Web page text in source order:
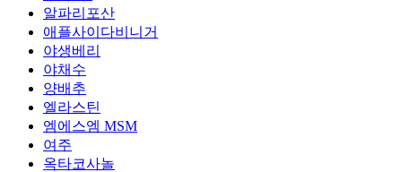
알파리포산
애플사이다비니거
야생베리
야채수
양배추
엘라스틴
엠에스엠 MSM
여주
옥타코사놀